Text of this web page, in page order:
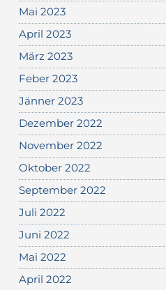
Mai 2023
April 2023
März 2023
Feber 2023
Jänner 2023
Dezember 2022
November 2022
Oktober 2022
September 2022
Juli 2022
Juni 2022
Mai 2022
April 2022